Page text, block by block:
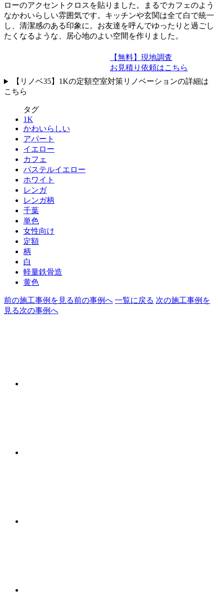
ローのアクセントクロスを貼りました。まるでカフェのよう
なかわいらしい雰囲気です。キッチンや玄関は全て白で統一
し、清潔感のある印象に。お友達を呼んでゆったりと過ごし
たくなるような、居心地のよい空間を作りました。
【無料】現地調査
お見積り依頼はこちら
【リノベ35】1Kの定額空室対策リノベーションの詳細は
こちら
タグ
1K
かわいらしい
アパート
イエロー
カフェ
パステルイエロー
ホワイト
レンガ
レンガ柄
千葉
単色
女性向け
定額
柄
白
軽量鉄骨造
黄色
前の施工事例を見る前の事例へ 一覧に戻る 次の施工事例を
見る次の事例へ